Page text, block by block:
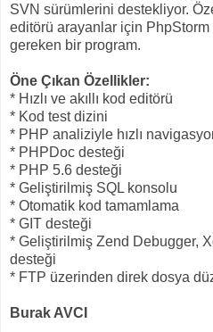
SVN sürümlerini destekliyor.
editörü arayanlar için PhpStorm
gereken bir program.
Öne Çıkan Özellikler:
* Hızlı ve akıllı kod editörü
* Kod test dizini
* PHP analiziyle hızlı
* PHPDoc desteği
* PHP 5.6 desteği
* Geliştirilmiş SQL konsolu
* Otomatik kod tamamlama
* GIT desteği
* Geliştirilmiş Zend Debugger,
desteği
* FTP üzerinden direk dosya
Burak AVCI